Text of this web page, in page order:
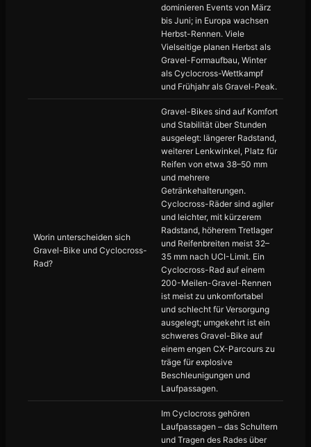
dominieren Events von März
bis Juni; in Europa wachsen
Herbst-Rennen. Viele
Vielseitige planen Herbst als
Gravel-Formaufbau, Winter
als Cyclocross-Wettkampf
und Frühjahr als Gravel-Peak.
Worin unterscheiden sich
Gravel-Bike und Cyclocross-
Rad?
Gravel-Bikes sind auf Komfort
und Stabilität über Stunden
ausgelegt: längerer Radstand,
weiterer Lenkwinkel, Platz für
Reifen von etwa 38–50 mm
und mehrere
Getränkehalterungen.
Cyclocross-Räder sind agiler
und leichter, mit kürzerem
Radstand, höherem Tretlager
und Reifenbreiten meist 32–
35 mm nach UCI-Limit. Ein
Cyclocross-Rad auf einem
200-Meilen-Gravel-Rennen
ist meist zu unkomfortabel
und schlecht für Versorgung
ausgelegt; umgekehrt ist ein
schweres Gravel-Bike auf
einem engen CX-Parcours zu
träge für explosive
Beschleunigungen und
Laufpassagen.
Im Cyclocross gehören
Laufpassagen – das Schultern
und Tragen des Rades über